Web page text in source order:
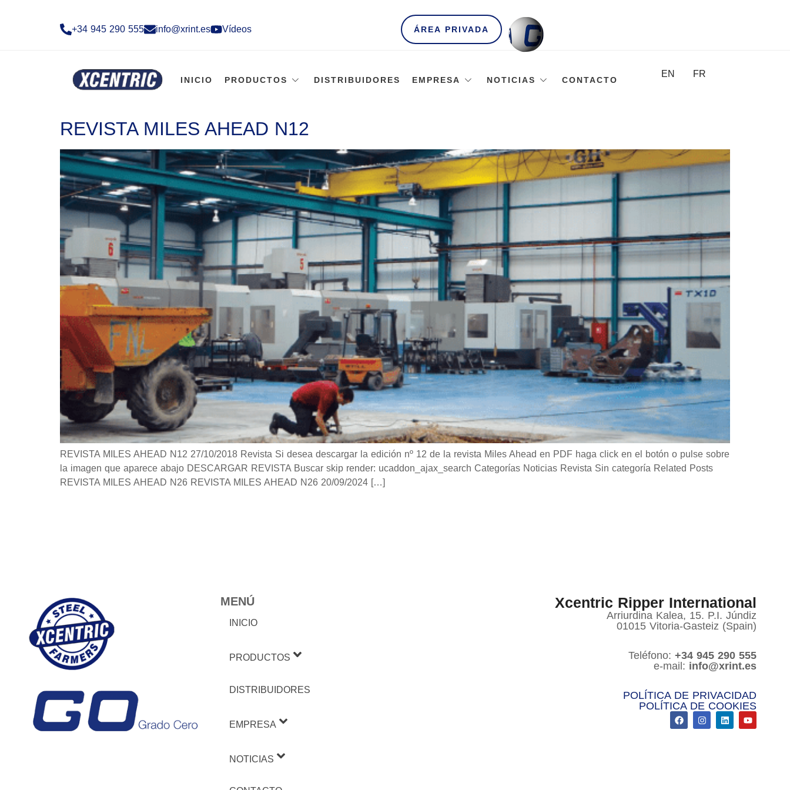
+34 945 290 555​ info@xrint.es Vídeos ÁREA PRIVADA
INICIO PRODUCTOS DISTRIBUIDORES EMPRESA NOTICIAS CONTACTO
EN FR
REVISTA MILES AHEAD N12
REVISTA MILES AHEAD N12 27/10/2018 Revista Si desea descargar la edición nº 12 de la revista Miles Ahead en PDF haga click en el botón o pulse sobre
la imagen que aparece abajo DESCARGAR REVISTA Buscar skip render: ucaddon_ajax_search Categorías Noticias Revista Sin categoría Related Posts
REVISTA MILES AHEAD N26 REVISTA MILES AHEAD N26 20/09/2024 […]
MENÚ
INICIO
PRODUCTOS
DISTRIBUIDORES
EMPRESA
NOTICIAS
Xcentric Ripper International
Arriurdina Kalea, 15. P.I. Júndiz
01015 Vitoria-Gasteiz (Spain)
Teléfono: +34 945 290 555
e-mail: info@xrint.es
POLÍTICA DE PRIVACIDAD
POLÍTICA DE COOKIES